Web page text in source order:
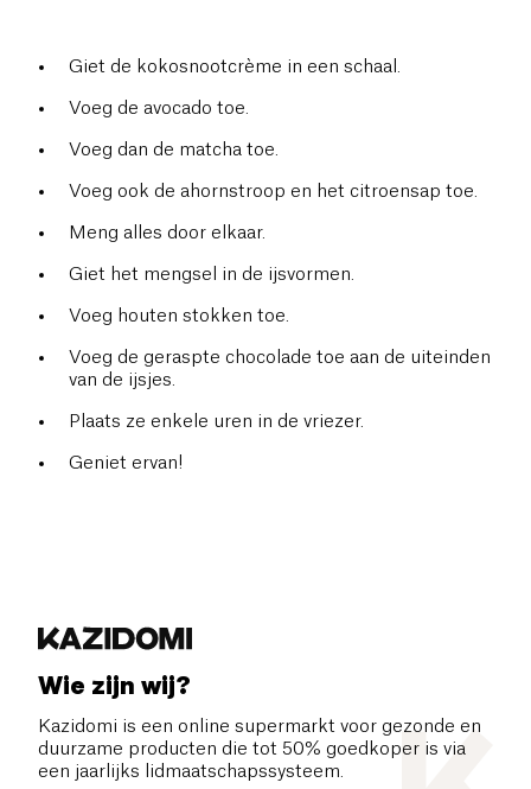
Giet de kokosnootcrème in een schaal.
Voeg de avocado toe.
Voeg dan de matcha toe.
Voeg ook de ahornstroop en het citroensap toe.
Meng alles door elkaar.
Giet het mengsel in de ijsvormen.
Voeg houten stokken toe.
Voeg de geraspte chocolade toe aan de uiteinden
van de ijsjes.
Plaats ze enkele uren in de vriezer.
Geniet ervan!
Wie zijn wij?
Kazidomi is een online supermarkt voor gezonde en
duurzame producten die tot 50% goedkoper is via
een jaarlijks lidmaatschapssysteem.